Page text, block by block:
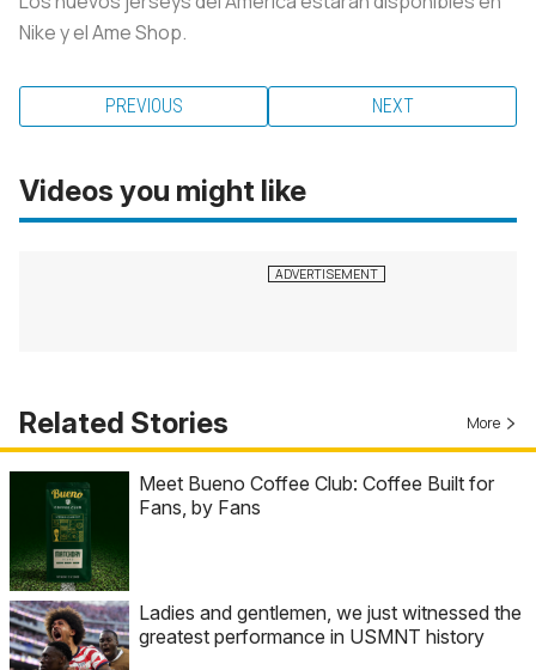
Nike y el Ame Shop.
PREVIOUS NEXT
Videos you might like
Related Stories More
Meet Bueno Coffee Club: Coffee Built for
Fans, by Fans
Ladies and gentlemen, we just witnessed the
greatest performance in USMNT history